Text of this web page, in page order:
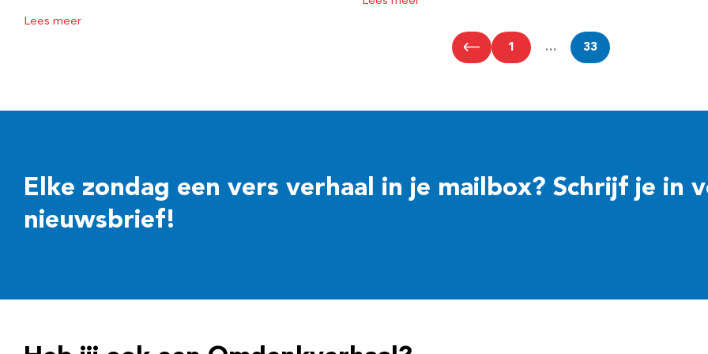
Lees meer
1 … 33
Elke zondag een vers verhaal in je mailbox? Schrijf je in
nieuwsbrief!